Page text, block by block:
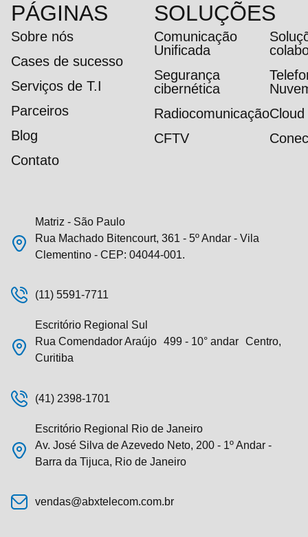
PÁGINAS
Sobre nós
Cases de sucesso
Serviços de T.I
Parceiros
Blog
Contato
SOLUÇÕES
Comunicação
Unificada
Segurança
cibernética
RadiocomunicaçãoCloud
CFTV
Matriz - São Paulo
Rua Machado Bitencourt, 361 - 5º Andar - Vila
Clementino - CEP: 04044-001.
(11) 5591-7711
Escritório Regional Sul
Rua Comendador Araújo 499 - 10° andar Centro,
Curitiba
(41) 2398-1701
Escritório Regional Rio de Janeiro
Av. José Silva de Azevedo Neto, 200 - 1º Andar -
Barra da Tijuca, Rio de Janeiro
vendas@abxtelecom.com.br